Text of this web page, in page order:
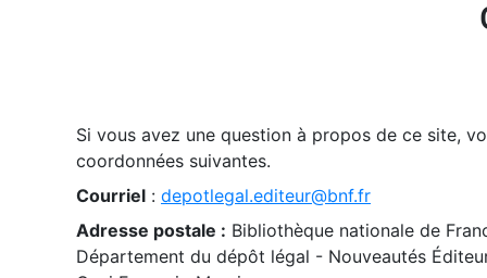
Si vous avez une question à propos de ce site,
coordonnées suivantes.
Courriel : depotlegal.editeur@bnf.fr
Adresse postale : Bibliothèque nationale de
Département du dépôt légal - Nouveautés